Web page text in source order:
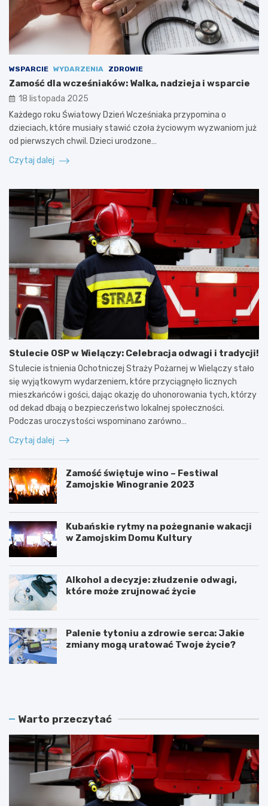
WSPARCIE WYDARZENIA ZDROWIE
Zamość dla wcześniaków: Walka, nadzieja i wsparcie
18 listopada 2025
Każdego roku Światowy Dzień Wcześniaka przypomina o
dzieciach, które musiały stawić czoła życiowym wyzwaniom już
od pierwszych chwil. Dzieci urodzone…
Czytaj dalej
Stulecie OSP w Wielączy: Celebracja odwagi i tradycji!
Stulecie istnienia Ochotniczej Straży Pożarnej w Wielączy stało
się wyjątkowym wydarzeniem, które przyciągnęło licznych
mieszkańców i gości, dając okazję do uhonorowania tych, którzy
od dekad dbają o bezpieczeństwo lokalnej społeczności.
Podczas uroczystości wspominano zarówno…
Czytaj dalej
Zamość świętuje wino – Festiwal
Zamojskie Winogranie 2023
Kubańskie rytmy na pożegnanie wakacji
w Zamojskim Domu Kultury
Alkohol a decyzje: złudzenie odwagi,
które może zrujnować życie
Palenie tytoniu a zdrowie serca: Jakie
zmiany mogą uratować Twoje życie?
S
c
e
O
S
Z
ć
w
i
ę
Warto przeczytać